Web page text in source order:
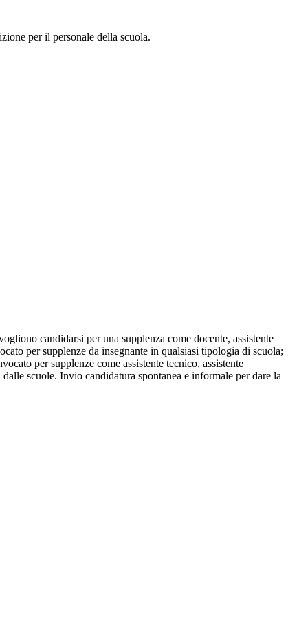
per il personale della scuola.
candidarsi per una supplenza come docente, assistente
per supplenze da insegnante in qualsiasi tipologia di scuola;
per supplenze come assistente tecnico, assistente
scuole. Invio candidatura spontanea e informale per dare la